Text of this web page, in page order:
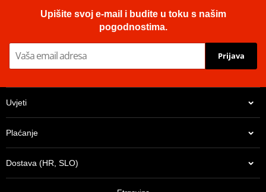
Upišite svoj e-mail i budite u toku s našim
pogodnostima.
Prijava
Uvjeti
Plaćanje
Dostava (HR, SLO)